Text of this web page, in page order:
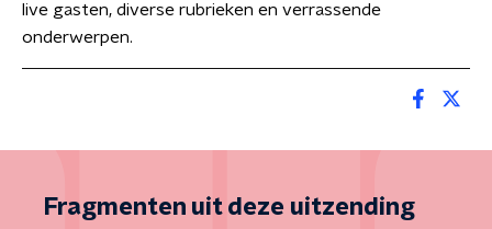
live gasten, diverse rubrieken en verrassende
onderwerpen.
Fragmenten uit deze uitzending